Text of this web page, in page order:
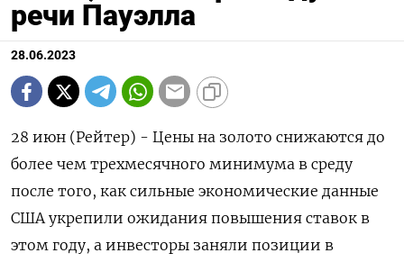
речи Пауэлла
28.06.2023
28 июн (Рейтер) - Цены на золото снижаются до
более чем трехмесячного минимума в среду
после того, как сильные экономические данные
США укрепили ожидания повышения ставок в
этом году, а инвесторы заняли позиции в